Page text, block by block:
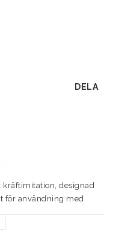
DELA
kräftimitation, designad
för användning med
ställer sig klorna upp